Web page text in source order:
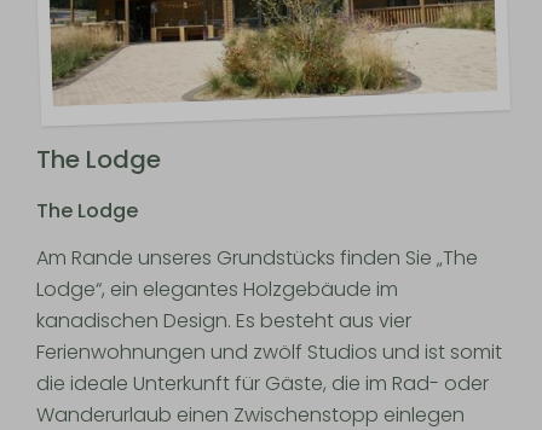
The Lodge
The Lodge
Am Rande unseres Grundstücks finden Sie „The
Lodge“, ein elegantes Holzgebäude im
kanadischen Design. Es besteht aus vier
Ferienwohnungen und zwölf Studios und ist somit
die ideale Unterkunft für Gäste, die im Rad- oder
Wanderurlaub einen Zwischenstopp einlegen